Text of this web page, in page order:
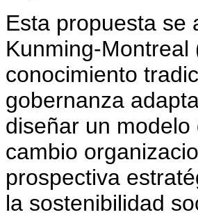
Esta propuesta se
Kunming-
conocimiento
gobernanza
diseñar un
cambio
prospectiva
la sostenibilidad